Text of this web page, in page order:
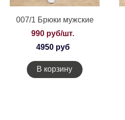
007/1 Брюки мужские
990 руб/шт.
4950 руб
В корзину